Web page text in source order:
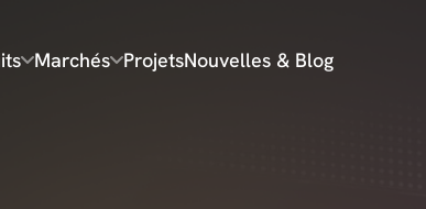
Marchés ProjetsNouvelles & Blog